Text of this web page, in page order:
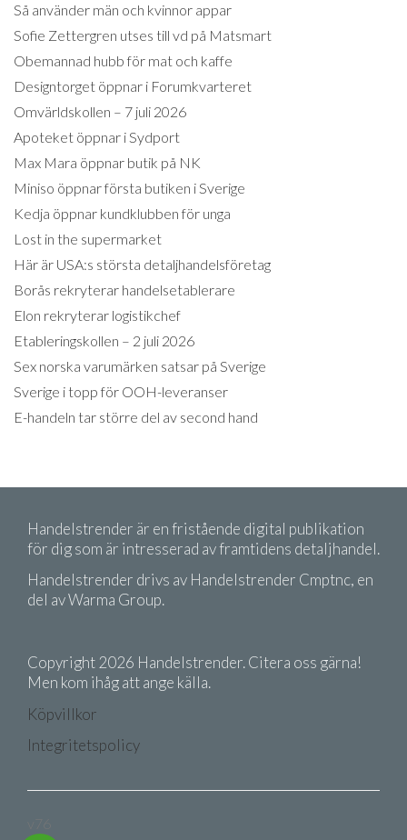
Så använder män och kvinnor appar
Sofie Zettergren utses till vd på Matsmart
Obemannad hubb för mat och kaffe
Designtorget öppnar i Forumkvarteret
Omvärldskollen – 7 juli 2026
Apoteket öppnar i Sydport
Max Mara öppnar butik på NK
Miniso öppnar första butiken i Sverige
Kedja öppnar kundklubben för unga
Lost in the supermarket
Här är USA:s största detaljhandelsföretag
Borås rekryterar handelsetablerare
Elon rekryterar logistikchef
Etableringskollen – 2 juli 2026
Sex norska varumärken satsar på Sverige
Sverige i topp för OOH-leveranser
E-handeln tar större del av second hand
Handelstrender är en fristående digital publikation
för dig som är intresserad av framtidens detaljhandel.
Handelstrender drivs av Handelstrender Cmptnc, en
del av Warma Group.
Copyright 2026 Handelstrender. Citera oss gärna!
Men kom ihåg att ange källa.
Köpvillkor
Integritetspolicy